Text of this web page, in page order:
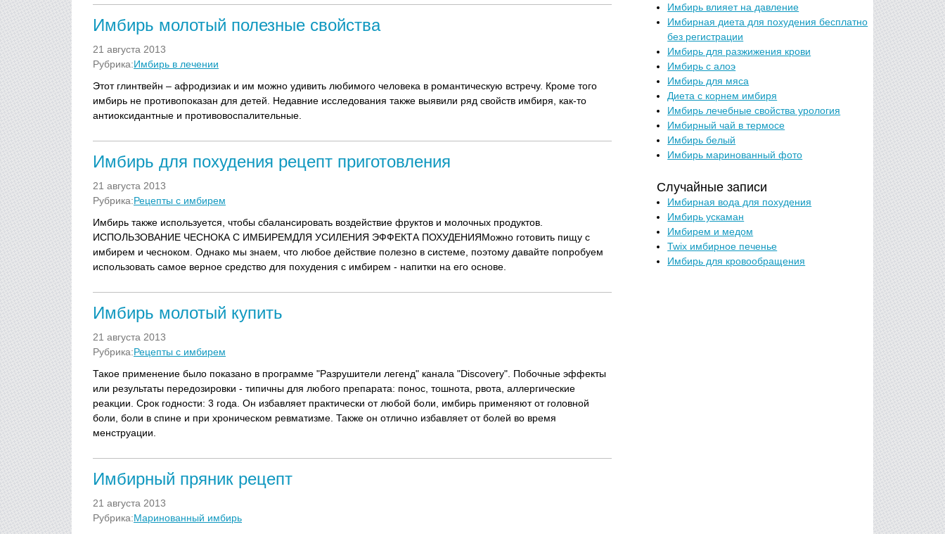
Имбирь молотый полезные свойства
21 августа 2013
Рубрика:Имбирь в лечении
Этот глинтвейн – афродизиак и им можно удивить любимого человека в романтическую встречу. Кроме того
имбирь не противопоказан для детей. Недавние исследования также выявили ряд свойств имбиря, как-то
антиоксидантные и противовоспалительные.
Имбирь для похудения рецепт приготовления
21 августа 2013
Рубрика:Рецепты с имбирем
Имбирь также используется, чтобы сбалансировать воздействие фруктов и молочных продуктов.
ИСПОЛЬЗОВАНИЕ ЧЕСНОКА С ИМБИРЕМДЛЯ УСИЛЕНИЯ ЭФФЕКТА ПОХУДЕНИЯМожно готовить пищу с
имбирем и чесноком. Однако мы знаем, что любое действие полезно в системе, поэтому давайте попробуем
использовать самое верное средство для похудения с имбирем - напитки на его основе.
Имбирь молотый купить
21 августа 2013
Рубрика:Рецепты с имбирем
Такое применение было показано в программе "Разрушители легенд" канала "Discovery". Побочные эффекты
или результаты передозировки - типичны для любого препарата: понос, тошнота, рвота, аллергические
реакции. Срок годности: 3 года. Он избавляет практически от любой боли, имбирь применяют от головной
боли, боли в спине и при хроническом ревматизме. Также он отлично избавляет от болей во время
менструации.
Имбирный пряник рецепт
21 августа 2013
Рубрика:Маринованный имбирь
Имбирь влияет на давление
Имбирная диета для похудения бесплатно
без регистрации
Имбирь для разжижения крови
Имбирь с алоэ
Имбирь для мяса
Диета с корнем имбиря
Имбирь лечебные свойства урология
Имбирный чай в термосе
Имбирь белый
Имбирь маринованный фото
Случайные записи
Имбирная вода для похудения
Имбирь ускаман
Имбирем и медом
Twix имбирное печенье
Имбирь для кровообращения